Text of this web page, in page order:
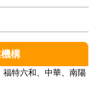
構
特六和、中華、南陽